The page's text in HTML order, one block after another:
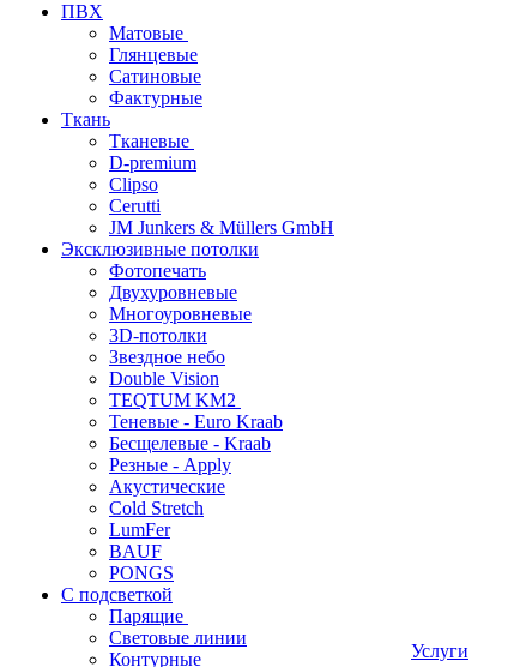
ПВХ
Матовые
Глянцевые
Сатиновые
Фактурные
Ткань
Тканевые
D-premium
Clipso
Cerutti
JM Junkers & Müllers GmbH
Эксклюзивные потолки
Фотопечать
Двухуровневые
Многоуровневые
3D-потолки
Звездное небо
Double Vision
TEQTUM KM2
Теневые - Euro Kraab
Бесщелевые - Kraab
Резные - Apply
Акустические
Cold Stretch
LumFer
BAUF
PONGS
С подсветкой
Парящие
Световые линии
Контурные
Услуги